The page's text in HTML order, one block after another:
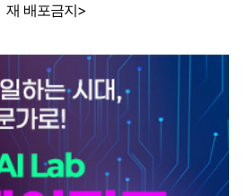
재 배포금지>